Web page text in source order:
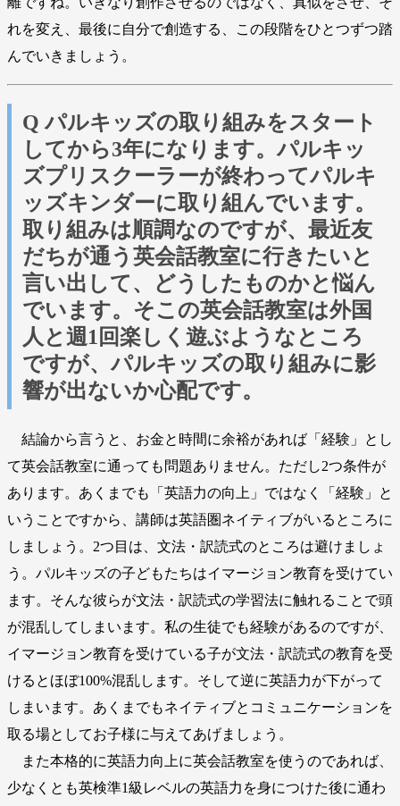
れを変え、最後に自分で創造する、この段階をひとつずつ踏
んでいきましょう。
Q パルキッズの取り組みをスタート
してから3年になります。パルキッ
ズプリスクーラーが終わってパルキ
ッズキンダーに取り組んでいます。
取り組みは順調なのですが、最近友
だちが通う英会話教室に行きたいと
言い出して、どうしたものかと悩ん
でいます。そこの英会話教室は外国
人と週1回楽しく遊ぶようなところ
ですが、パルキッズの取り組みに影
響が出ないか心配です。
結論から言うと、お金と時間に余裕があれば「経験」とし
て英会話教室に通っても問題ありません。ただし2つ条件が
あります。あくまでも「英語力の向上」ではなく「経験」と
いうことですから、講師は英語圏ネイティブがいるところに
しましょう。2つ目は、文法・訳読式のところは避けましょ
う。パルキッズの子どもたちはイマージョン教育を受けてい
ます。そんな彼らが文法・訳読式の学習法に触れることで頭
が混乱してしまいます。私の生徒でも経験があるのですが、
イマージョン教育を受けている子が文法・訳読式の教育を受
けるとほぼ100%混乱します。そして逆に英語力が下がって
しまいます。あくまでもネイティブとコミュニケーションを
取る場としてお子様に与えてあげましょう。
また本格的に英語力向上に英会話教室を使うのであれば、
少なくとも英検準1級レベルの英語力を身につけた後に通わ